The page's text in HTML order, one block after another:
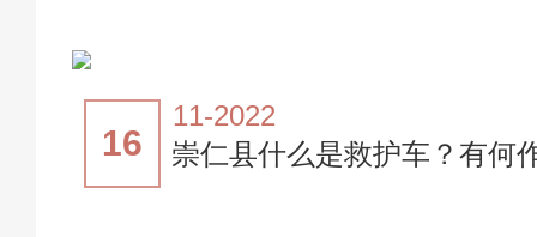
16
11-2022
崇仁县什么是救护车？有何